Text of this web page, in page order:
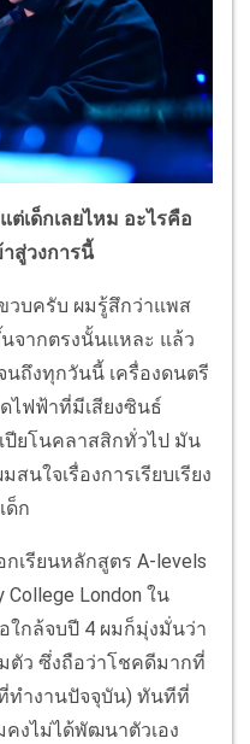
เด็กเลยไหม อะไรคือ
สู่วงการนี้
วบครับ ผมรู้สึกว่าแพส
จากตรงนั้นแหละ แล้ว
ถึงทุกวันนี้ เครื่องดนตรี
ไฟฟ้าที่มีเสียงซินธ์
ปียโนคลาสสิกทั่วไป มัน
นใจเรื่องการเรียบเรียง
ด็ก
เรียนหลักสูตร A-levels
London ใน
กล้จบปี 4 ผมก็มุ่งมั่นว่า
ตัว ซึ่งถือว่าโชคดีมากที่
ทำงานปัจจุบัน) ทันทีที่
งไม่ได้พัฒนาตัวเอง